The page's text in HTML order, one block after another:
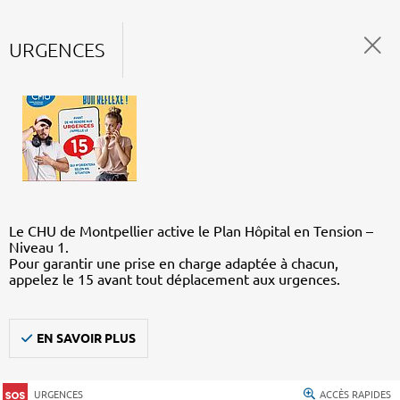
URGENCES
Le CHU de Montpellier active le Plan Hôpital en Tension –
Niveau 1.
Pour garantir une prise en charge adaptée à chacun,
appelez le 15 avant tout déplacement aux urgences.
EN SAVOIR PLUS
URGENCES ACCÈS RAPIDES